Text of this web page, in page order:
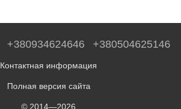
+380934624646 +380504625146
Контактная информация
Полная версия сайта
© 2014—2026